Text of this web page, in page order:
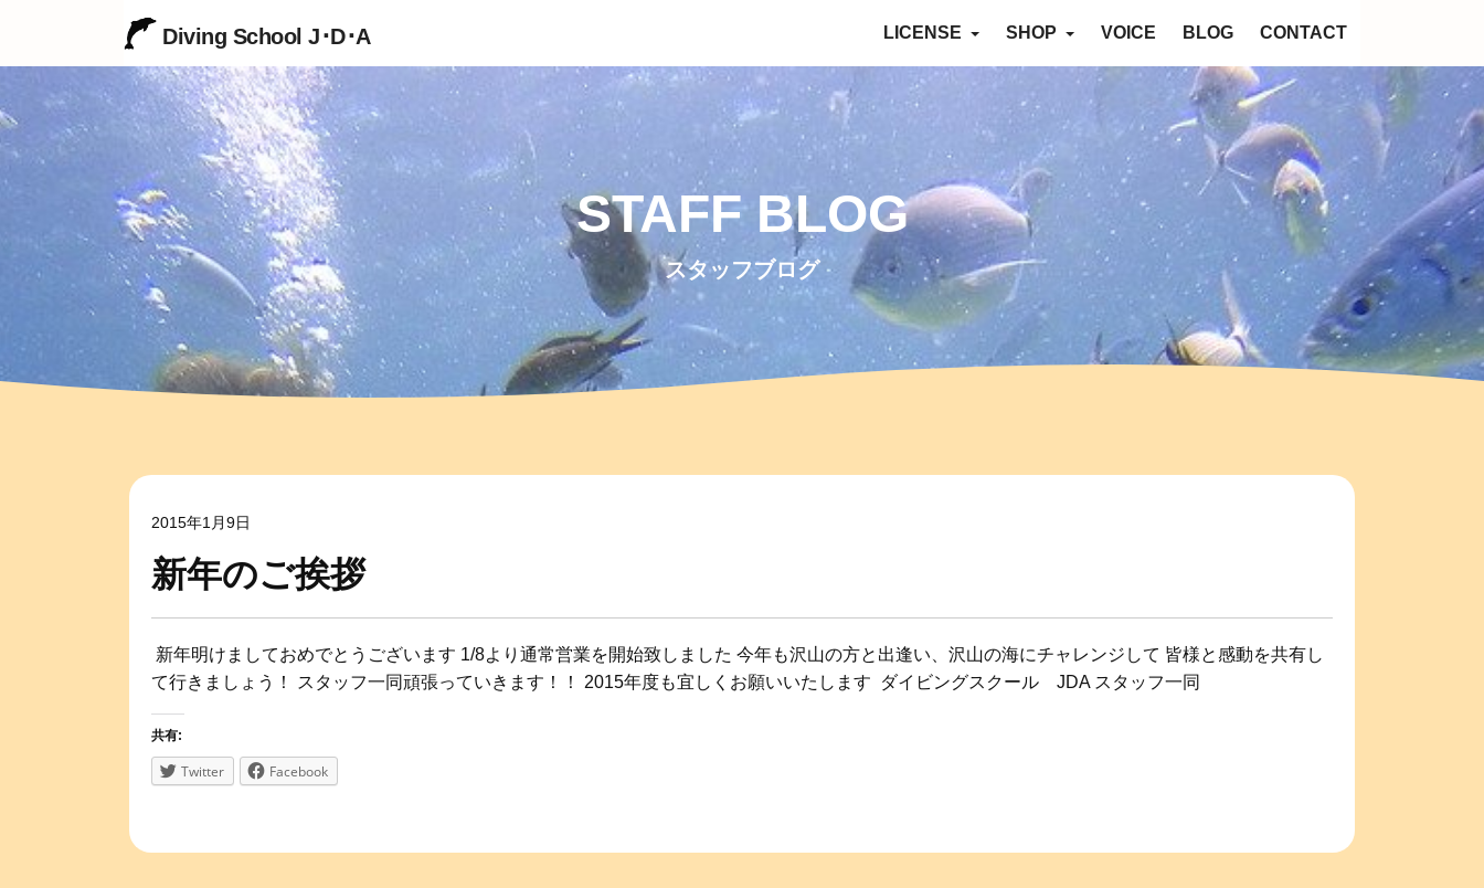
Diving School J･D･A LICENSE SHOP VOICE BLOG CONTACT
STAFF BLOG
スタッフブログ
2015年1月9日
新年のご挨拶
新年明けましておめでとうございます 1/8より通常営業を開始致しました 今年も沢山の方と出逢い、沢山の海にチャレンジして 皆様と感動を共有し
て行きましょう！ スタッフ一同頑張っていきます！！ 2015年度も宜しくお願いいたします
ダイビングスクール JDA スタッフ一同
共有:
Twitter Facebook